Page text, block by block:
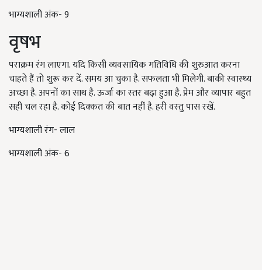
भाग्यशाली अंक- 9
वृषभ
पराक्रम रंग लाएगा. यदि किसी व्‍यवसायिक गतिविधि की शुरुआत करना
चाहते हैं तो शुरू कर दें. समय आ चुका है. सफलता भी मिलेगी. बाकी स्‍वास्‍थ्‍य
अच्‍छा है. अपनों का साथ है. ऊर्जा का स्‍तर बढ़ा हुआ है. प्रेम और व्‍यापार बहुत
सही चल रहा है. कोई दिक्‍कत की बात नहीं है. हरी वस्‍तु पास रखें.
भाग्यशाली रंग- लाल
भाग्यशाली अंक- 6